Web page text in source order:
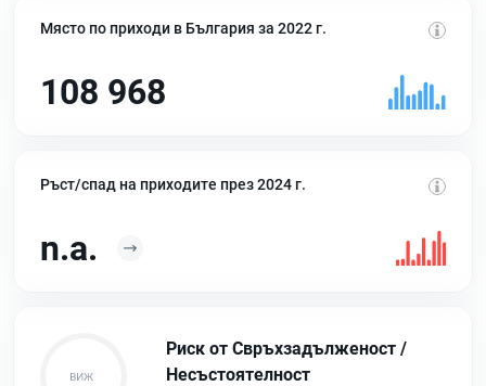
Място по приходи в България за 2022 г.
108 968
Ръст/спад на приходите през 2024 г.
n.a.
Риск от Свръхзадълженост /
Несъстоятелност